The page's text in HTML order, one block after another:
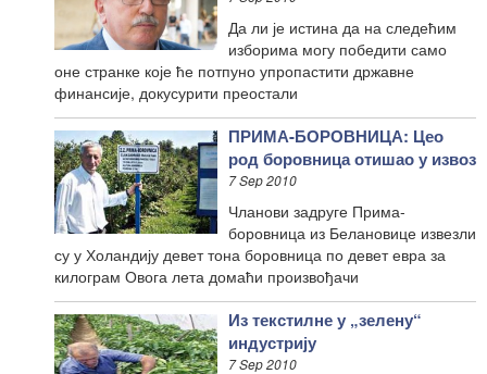
Да ли је истина да на следећим
изборима могу победити само
оне странке које ће потпуно упропастити државне
финансије, докусурити преостали
ПРИМА-БОРОВНИЦА: Цео
род боровница отишао у извоз
7 Sep 2010
Чланови задруге Прима-
боровница из Белановице извезли
су у Холандију девет тона боровница по девет евра за
килограм Овога лета домаћи произвођачи
Из текстилне у „зелену“
индустрију
7 Sep 2010